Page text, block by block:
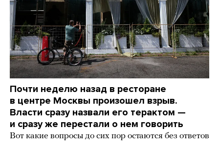
Почти неделю назад в ресторане
в центре Москвы произошел взрыв.
Власти сразу назвали его терактом —
и сразу же перестали о нем говорить
Вот какие вопросы до сих пор остаются без ответов